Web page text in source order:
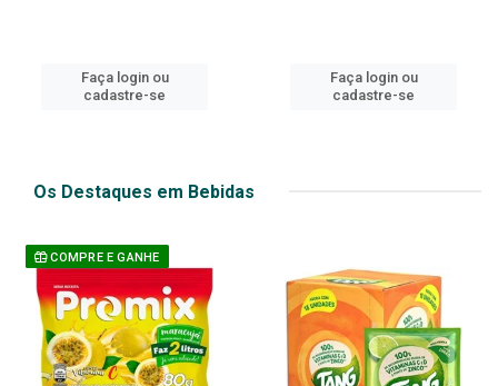
Faça login ou
cadastre-se
Faça login ou
cadastre-se
Os Destaques em Bebidas
COMPRE E GANHE